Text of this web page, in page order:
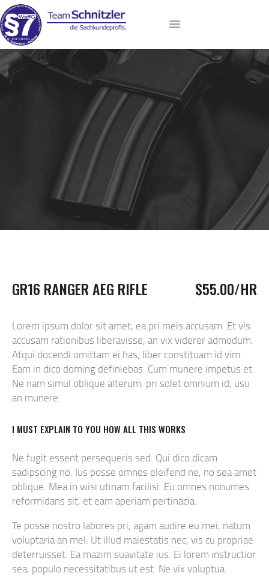
ANMELDUNG
AKTUELLE TERMINE
LEHRGANGSANGEBOT
DAS TEAM
VIP-LOUNGE
KONTAKT
GR16 RANGER AEG RIFLE $55.00/HR
Lorem ipsum dolor sit amet, ea pri meis accusam. Et vis
accusam rationibus liberavisse, an vix viderer admodum.
Atqui docendi omittam ei has, liber constituam id vim.
Eam in dico doming definiebas. Cum munere impetus et.
Ne nam simul oblique alterum, pri solet omnium id, usu
an munere.
I MUST EXPLAIN TO YOU HOW ALL THIS WORKS
Ne fugit essent persequeris sed. Qui dico dicam
sadipscing no. Ius posse omnes eleifend ne, no sea amet
oblique. Mea in wisi utinam facilisi. Eu omnes nonumes
reformidans sit, et eam aperiam pertinacia.
Te posse nostro labores pri, agam audire eu mei, natum
voluptaria an mel. Ut illud maiestatis nec, vis cu propriae
deterruisset. Ea mazim suavitate ius. Ei lorem instructior
sea, populo necessitatibus ut est. Ne vix voluptua.